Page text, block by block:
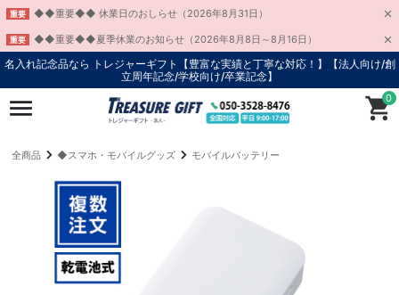
重要 ◆◆重要◆◆ 休業日のおしらせ（2026年8月31日）
重要
◆◆重要◆◆夏季休業のお知らせ（2026年8月8日～8月16日）
名入れ記念品なら トレジャーギフト【豊富な実績と丁寧な対応！】
【法人向け/創
立周年記念/学校向け/卒業記念】
0
全商品 ◆スマホ・モバイルグッズ モバイルバッテリー